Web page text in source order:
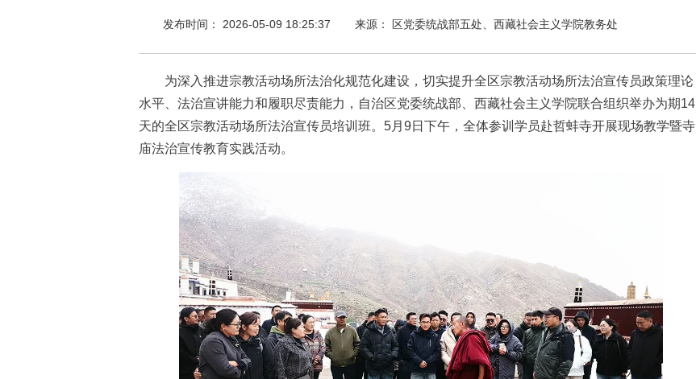
发布时间： 2026-05-09 18:25:37 来源： 区党委统战部五处、西藏社会主义学院教务处
为深入推进宗教活动场所法治化规范化建设，切实提升全区宗教活动场所法治宣传员政策理论
水平、法治宣讲能力和履职尽责能力，自治区党委统战部、西藏社会主义学院联合组织举办为期14
天的全区宗教活动场所法治宣传员培训班。5月9日下午，全体参训学员赴哲蚌寺开展现场教学暨寺
庙法治宣传教育实践活动。